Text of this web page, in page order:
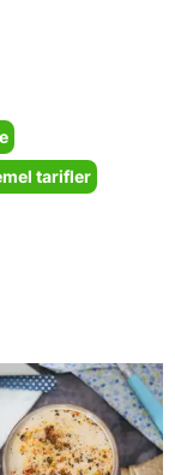
tarifler